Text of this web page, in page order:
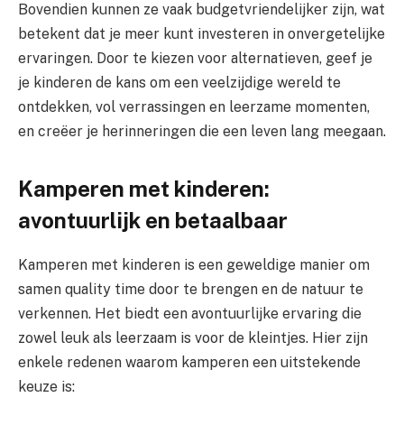
Bovendien kunnen ze vaak budgetvriendelijker zijn, wat
betekent dat je meer kunt investeren in onvergetelijke
ervaringen. Door te kiezen voor alternatieven, geef je
je kinderen de kans om een veelzijdige wereld te
ontdekken, vol verrassingen en leerzame momenten,
en creëer je herinneringen die een leven lang meegaan.
Kamperen met kinderen:
avontuurlijk en betaalbaar
Kamperen met kinderen is een geweldige manier om
samen quality time door te brengen en de natuur te
verkennen. Het biedt een avontuurlijke ervaring die
zowel leuk als leerzaam is voor de kleintjes. Hier zijn
enkele redenen waarom kamperen een uitstekende
keuze is: